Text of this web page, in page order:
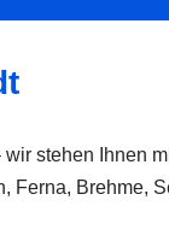
stehen Ihnen
Ferna, Brehme,